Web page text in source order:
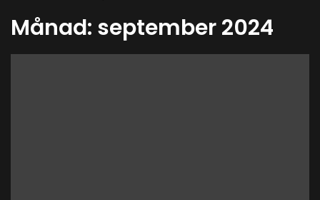
Månad: september 2024